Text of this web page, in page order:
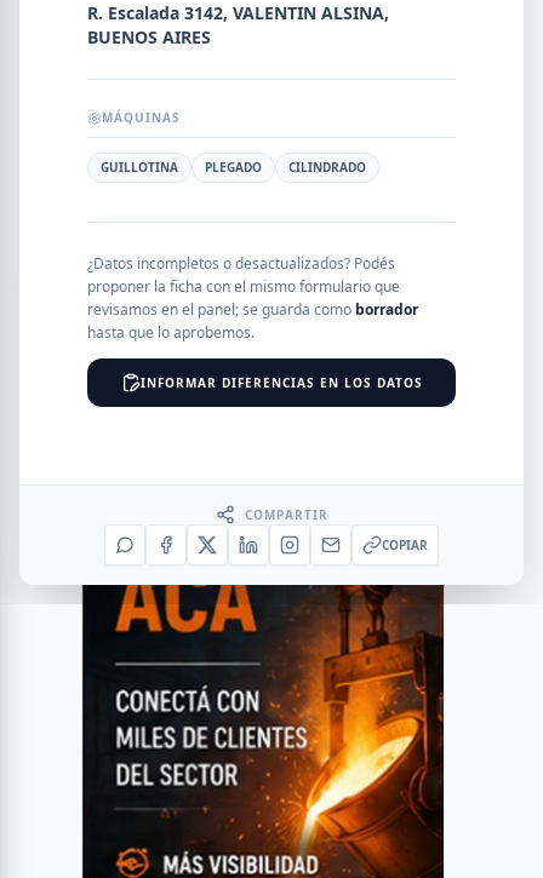
R. Escalada 3142, VALENTIN ALSINA,
BUENOS AIRES
MÁQUINAS
GUILLOTINA PLEGADO CILINDRADO
¿Datos incompletos o desactualizados? Podés
proponer la ficha con el mismo formulario que
revisamos en el panel; se guarda como borrador
hasta que lo aprobemos.
INFORMAR DIFERENCIAS EN LOS DATOS
COMPARTIR
COPIAR